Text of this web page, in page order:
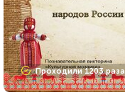
Проходили 1203 раза